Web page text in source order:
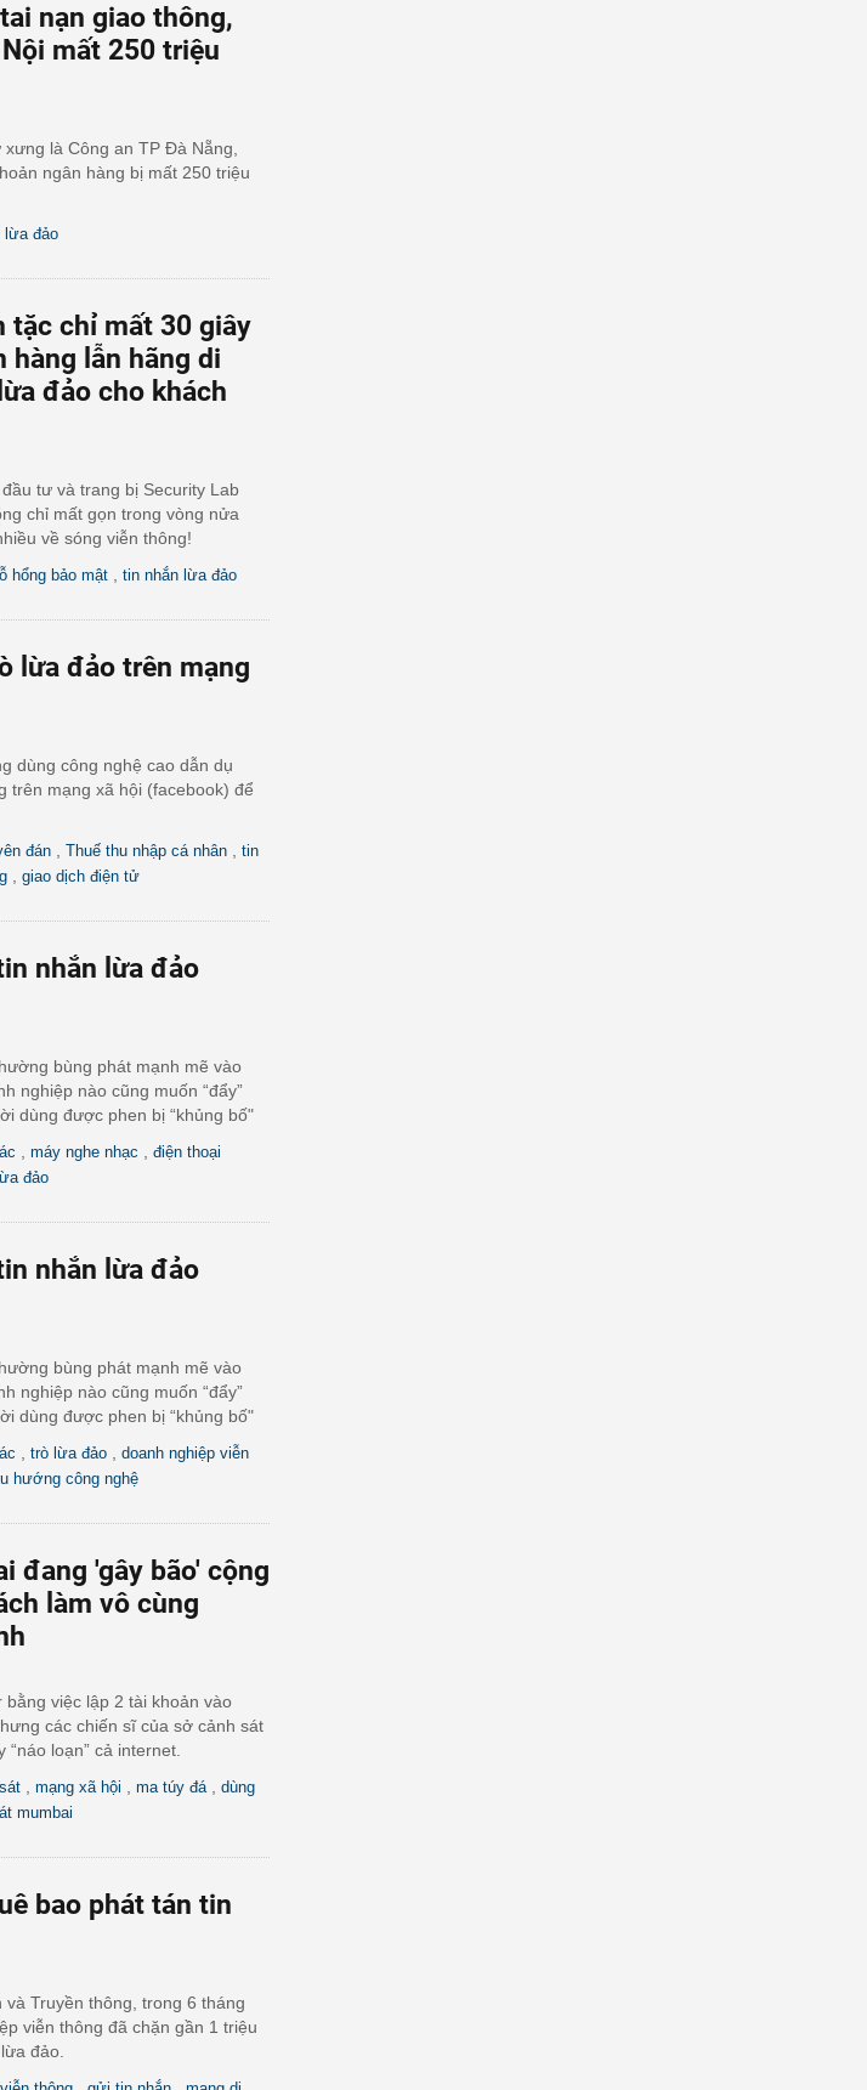
nạn giao thông,
mất 250 triệu
là Công an TP Đà Nẵng,
ngân hàng bị mất 250 triệu
lừa đảo
tặc chỉ mất 30 giây
hàng lẫn hãng di
đảo cho khách
tư và trang bị Security Lab
chỉ mất gọn trong vòng nửa
về sóng viễn thông!
lỗ hổng bảo mật tin nhắn lừa đảo
lừa đảo trên mạng
dùng công nghệ cao dẫn dụ
trên mạng xã hội (facebook) để
đán Thuế thu nhập cá nhân
tin
giao dịch điện tử
nhắn lừa đảo
bùng phát mạnh mẽ vào
nghiệp nào cũng muốn “đẩy”
dùng được phen bị “khủng bố"
máy nghe nhạc
điện thoại
đảo
nhắn lừa đảo
bùng phát mạnh mẽ vào
nghiệp nào cũng muốn “đẩy”
dùng được phen bị “khủng bố"
trò lừa đảo
doanh nghiệp viễn
hướng công nghệ
đang 'gây bão' cộng
làm vô cùng
việc lập 2 tài khoản vào
các chiến sĩ của sở cảnh sát
loạn” cả internet.
mạng xã hội ma túy đá
dùng
mumbai
bao phát tán tin
Truyền thông, trong 6 tháng
viễn thông đã chặn gần 1 triệu
đảo.